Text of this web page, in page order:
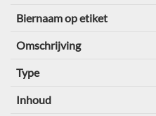
Biernaam op etiket
Omschrijving
Type
Inhoud